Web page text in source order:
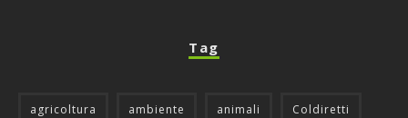
Tag
agricoltura ambiente animali Coldiretti